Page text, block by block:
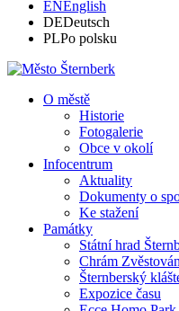
ENEnglish
DEDeutsch
PLPo polsku
O městě
Historie
Fotogalerie
Obce v okolí
Infocentrum
Aktuality
Dokumenty o
Ke stažení
Památky
Státní hrad
Chrám
Šternberský
Expozice času